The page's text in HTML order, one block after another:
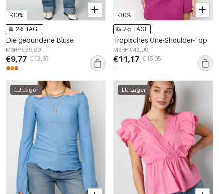
-30%
2-5 TAGE
Die gebundene Bluse
MSRP €39,99
€9,77 €13,95
-30%
2-5 TAGE
Tropisches One-Shoulder-Top
MSRP €42,99
€11,17 €15,95
EU-Lager EU-Lager